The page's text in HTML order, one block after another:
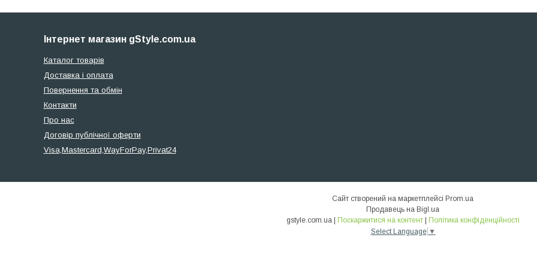
Інтернет магазин gStyle.com.ua
Каталог товарів
Доставка і оплата
Повернення та обмін
Контакти
Про нас
Договір публічної оферти
Visa,Mastercard,WayForPay,Privat24
Сайт створений на маркетплейсі Prom.ua
Продавець на Bigl.ua
gstyle.com.ua | Поскаржитися на контент | Політика конфіденційності
Select Language ▼